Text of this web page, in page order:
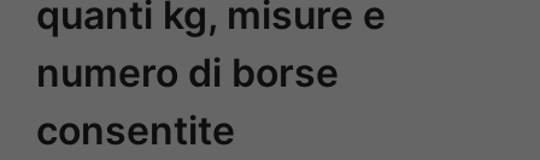
quanti kg, misure e
numero di borse
consentite